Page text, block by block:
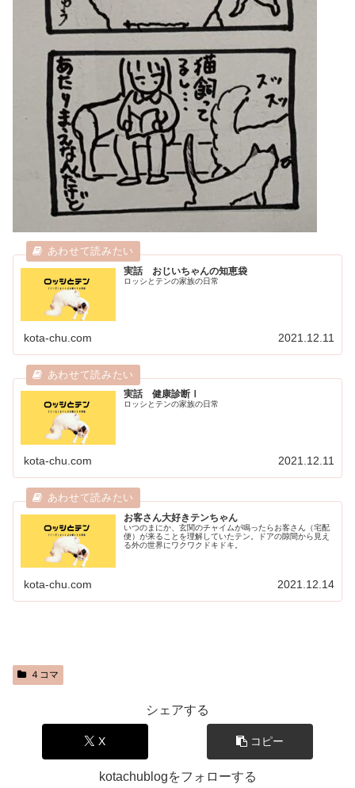
実話 おじいちゃんの知恵袋
ロッシとテンの家族の日常
kota-chu.com 2021.12.11
実話 健康診断Ⅰ
ロッシとテンの家族の日常
kota-chu.com 2021.12.11
お客さん大好きテンちゃん
いつのまにか、玄関のチャイムが鳴ったらお客さん（宅配
便）が来ることを理解していたテン。ドアの隙間から見え
る外の世界にワクワクドキドキ。
kota-chu.com 2021.12.14
４コマ
シェアする
X コピー
kotachublogをフォローする